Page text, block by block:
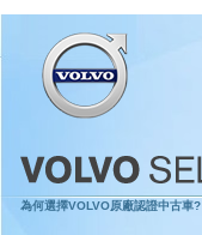
為何選擇VOLVO原廠認證中古車?